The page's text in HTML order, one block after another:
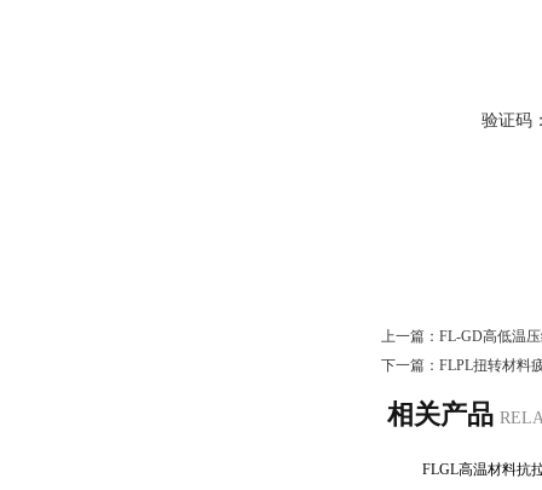
验证码
上一篇： FL-GD高低温
下一篇： FLPL扭转材料
相关产品
FLGL高温材料